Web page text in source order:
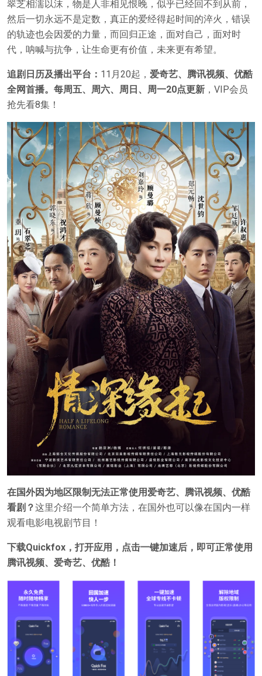
翠芝相濡以沫，物是人非相见恨晚，似乎已经回不到从前，
然后一切永远不是定数，真正的爱经得起时间的淬火，错误
的轨迹也会因爱的力量，而回归正途，面对自己，面对时
代，呐喊与抗争，让生命更有价值，未来更有希望。
追剧日历及播出平台： 11月20起， 爱奇艺、腾讯视频、优酷
全网首播。每周五、周六、周日、周一20点更新 ，VIP会员
抢先看8集！
在国外因为地区限制无法正常使用爱奇艺、腾讯视频、优酷
看剧？这里介绍一个简单方法，在国外也可以像在国内一样
观看电影电视剧节目！
下载Quickfox，打开应用，点击一键加速后，即可正常使用
腾讯视频、爱奇艺、优酷！